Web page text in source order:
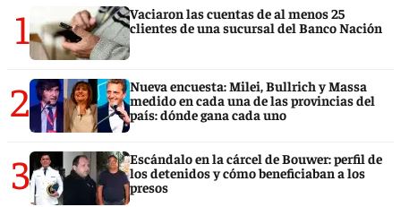
1
Vaciaron las cuentas de al menos 25
clientes de una sucursal del Banco Nación
2
Nueva encuesta: Milei, Bullrich y Massa
medido en cada una de las provincias del
país: dónde gana cada uno
3
Escándalo en la cárcel de Bouwer: perfil de
los detenidos y cómo beneficiaban a los
presos